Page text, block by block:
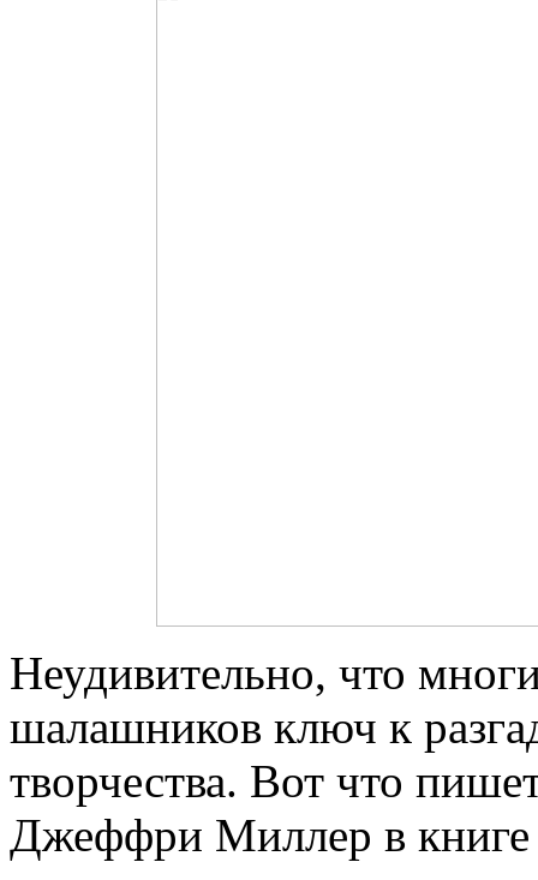
Неудивительно, что
шалашников ключ к
творчества. Вот что
Джеффри Миллер в